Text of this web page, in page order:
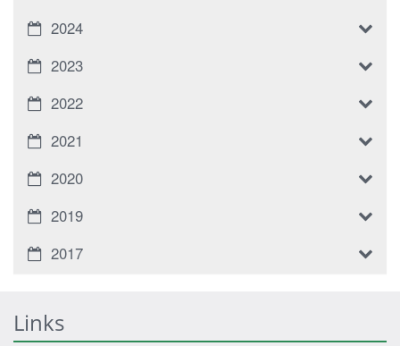
2024
2023
2022
2021
2020
2019
2017
Links